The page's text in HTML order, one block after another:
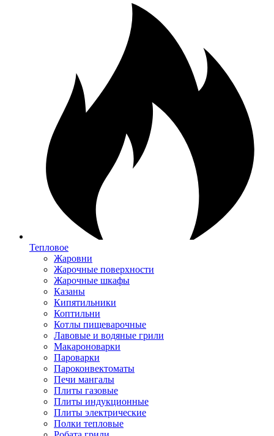
Тепловое
Жаровни
Жарочные поверхности
Жарочные шкафы
Казаны
Кипятильники
Коптильни
Котлы пищеварочные
Лавовые и водяные грили
Макароноварки
Пароварки
Пароконвектоматы
Печи мангалы
Плиты газовые
Плиты индукционные
Плиты электрические
Полки тепловые